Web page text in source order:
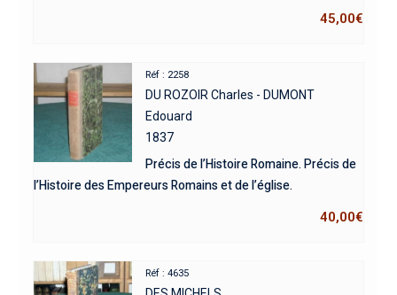
45,00€
Réf : 2258
DU ROZOIR Charles - DUMONT
Edouard
1837
Précis de l’Histoire Romaine. Précis de
l’Histoire des Empereurs Romains et de l’église.
40,00€
Réf : 4635